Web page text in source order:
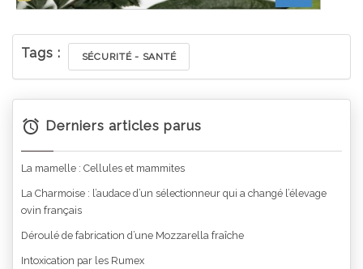
Tags : SÉCURITÉ - SANTÉ
Derniers articles parus
La mamelle : Cellules et mammites
La Charmoise : l’audace d’un sélectionneur qui a changé l’élevage
ovin français
Déroulé de fabrication d’une Mozzarella fraîche
Intoxication par les Rumex